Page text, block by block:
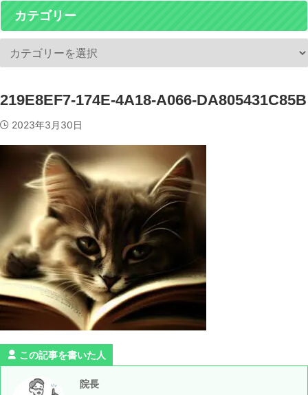
カテゴリー
219E8EF7-174E-4A18-A066-DA805431C85B
2023年3月30日
この記事を書いた人
院長